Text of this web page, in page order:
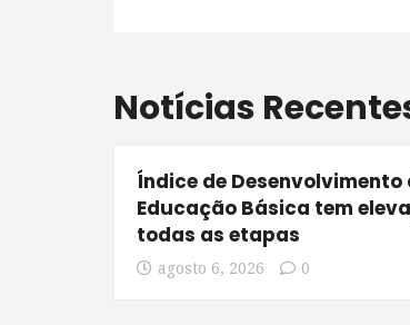
Notícias
Índice de Desenvolvimento
Educação Básica tem
todas as etapas
agosto 6, 2026 0